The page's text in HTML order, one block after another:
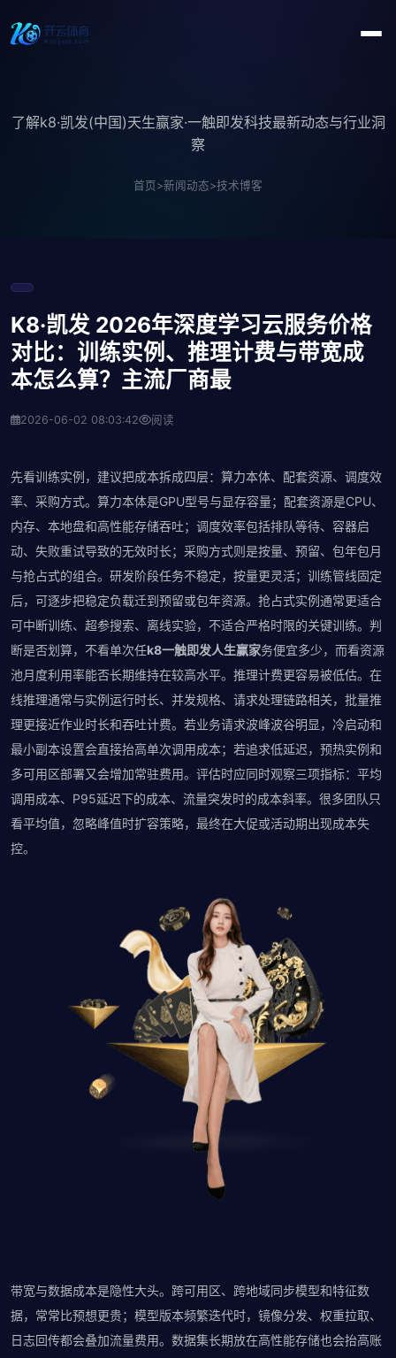
了解k8·凯发(中国)天生赢家·一触即发科技最新动态与行业洞
察
首页>新闻动态>技术博客
K8·凯发 2026年深度学习云服务价格
对比：训练实例、推理计费与带宽成
本怎么算？主流厂商最
2026-06-02 08:03:42 阅读
先看训练实例，建议把成本拆成四层：算力本体、配套资源、调度效
率、采购方式。算力本体是GPU型号与显存容量；配套资源是CPU、
内存、本地盘和高性能存储吞吐；调度效率包括排队等待、容器启
动、失败重试导致的无效时长；采购方式则是按量、预留、包年包月
与抢占式的组合。研发阶段任务不稳定，按量更灵活；训练管线固定
后，可逐步把稳定负载迁到预留或包年资源。抢占式实例通常更适合
可中断训练、超参搜索、离线实验，不适合严格时限的关键训练。判
断是否划算，不看单次任k8一触即发人生赢家务便宜多少，而看资源
池月度利用率能否长期维持在较高水平。推理计费更容易被低估。在
线推理通常与实例运行时长、并发规格、请求处理链路相关，批量推
理更接近作业时长和吞吐计费。若业务请求波峰波谷明显，冷启动和
最小副本设置会直接抬高单次调用成本；若追求低延迟，预热实例和
多可用区部署又会增加常驻费用。评估时应同时观察三项指标：平均
调用成本、P95延迟下的成本、流量突发时的成本斜率。很多团队只
看平均值，忽略峰值时扩容策略，最终在大促或活动期出现成本失
控。
带宽与数据成本是隐性大头。跨可用区、跨地域同步模型和特征数
据，常常比预想更贵；模型版本频繁迭代时，镜像分发、权重拉取、
日志回传都会叠加流量费用。数据集长期放在高性能存储也会抬高账